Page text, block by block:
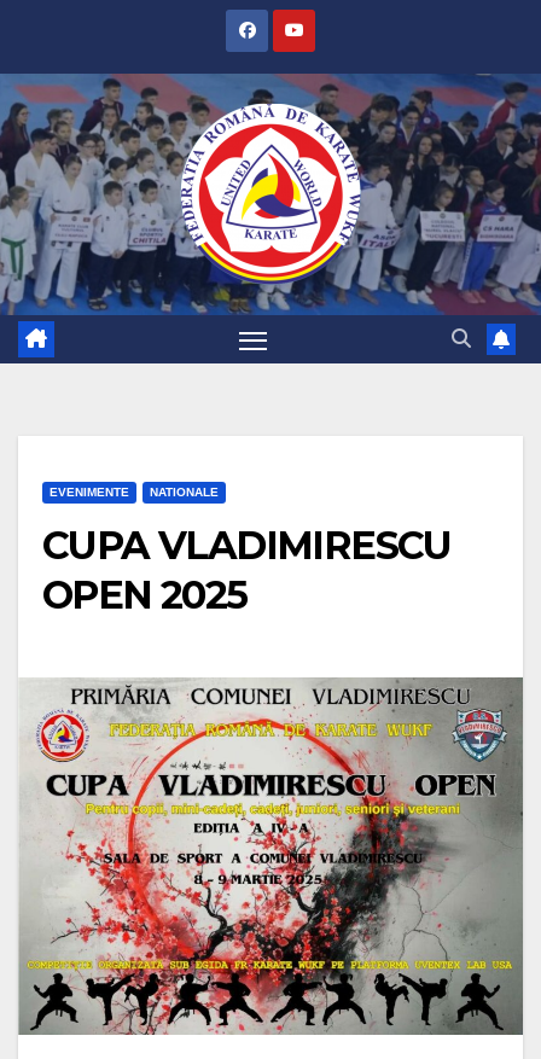
CONTENT
EVENIMENTE NATIONALE
CUPA VLADIMIRESCU
OPEN 2025